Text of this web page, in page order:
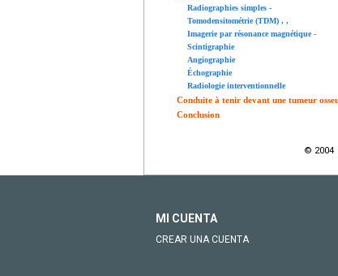
Radiographies simples -
Tomodensitométrie (TDM) , ,
Imagerie par résonance magnétique-
Scintigraphie
Angiographie
Échographie
Radiologie interventionnelle
Conduite à tenir devant une tumeur
Conclusion
© 2004
MI CUENTA
CREAR UNA CUENTA